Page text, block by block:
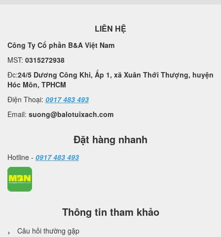
LIÊN HỆ
Công Ty Cổ phần B&A Việt Nam
MST: 0315272938
Đc:24/5 Dương Công Khi, Ấp 1, xã Xuân Thới Thượng, huyện
Hóc Môn, TPHCM
Điện Thoại: 0917 483 493
Email: suong@balotuixach.com
Đặt hàng nhanh
Hotline - 0917 483 493
Thông tin tham khảo
Câu hỏi thường gặp